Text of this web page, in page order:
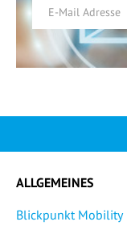
ALLGEMEINES
Blickpunkt Mobility